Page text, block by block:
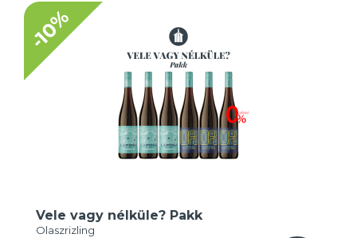
-10%
Vele vagy nélküle? Pakk
Olaszrizling